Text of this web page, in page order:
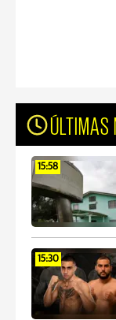
ÚLTIMAS
15:58
15:30